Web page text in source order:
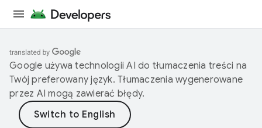
Google używa technologii AI do tłumaczenia treści na
Twój preferowany język. Tłumaczenia wygenerowane
przez AI mogą zawierać błędy.